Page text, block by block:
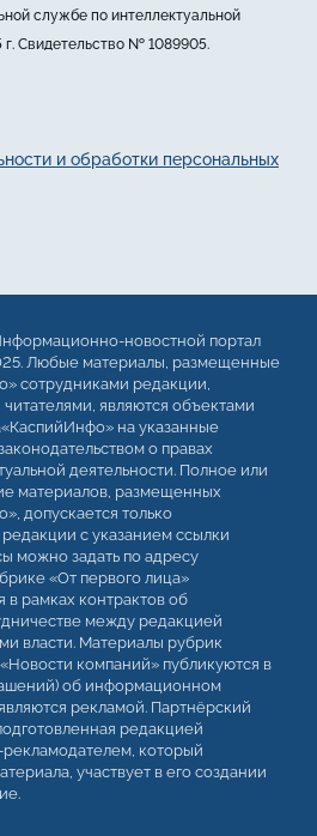
службе по интеллектуальной
Свидетельство № 1089905.
и обработки персональных
новостной портал
Любые материалы, размещенные
сотрудниками редакции,
являются объектами
на указанные
о правах
деятельности. Полное или
материалов, размещенных
допускается только
с указанием ссылки
можно задать по адресу
«От первого лица»
рамках контрактов об
между редакцией
власти. Материалы рубрик
компаний» публикуются в
об информационном
рекламой. Партнёрский
редакцией
который
участвует в его создании